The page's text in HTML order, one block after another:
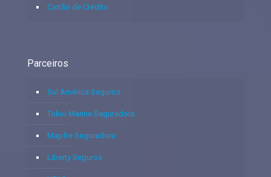
Cartão de Crédito
Parceiros
Sul América Seguros
Tokio Marine Seguradora
Mapfre Seguradora
Liberty Seguros